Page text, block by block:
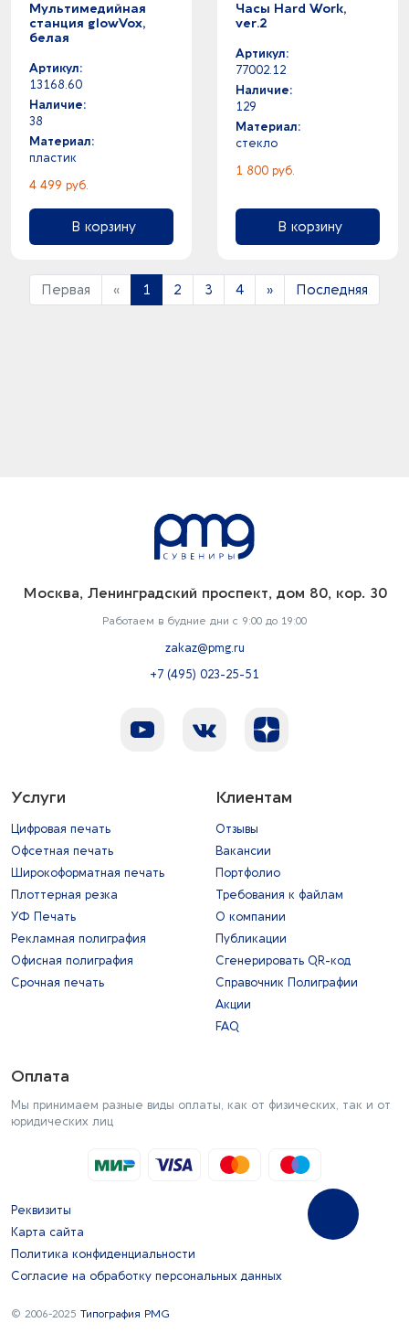
Мультимедийная
станция glowVox,
белая
Артикул:
13168.60
Наличие:
38
Материал:
пластик
4 499 руб.
В корзину
Часы Hard Work,
ver.2
Артикул:
77002.12
Наличие:
129
Материал:
стекло
1 800 руб.
В корзину
Первая « 1 2 3 4 » Последняя
Москва, Ленинградский проспект, дом 80, кор. 30
Работаем в будние дни с 9:00 до 19:00
zakaz@pmg.ru
+7 (495) 023-25-51
Услуги
Цифровая печать
Офсетная печать
Широкоформатная печать
Плоттерная резка
УФ Печать
Рекламная полиграфия
Офисная полиграфия
Срочная печать
Клиентам
Отзывы
Вакансии
Портфолио
Требования к файлам
О компании
Публикации
Сгенерировать QR-код
Справочник Полиграфии
Акции
FAQ
© 2006-2025 Типография PMG
Оплата
Мы принимаем разные виды оплаты, как от физических, так и от
юридических лиц
Реквизиты
Карта сайта
Политика конфиденциальности
Согласие на обработку персональных данных